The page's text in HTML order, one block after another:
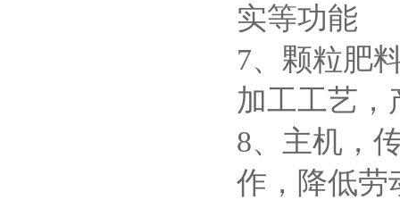
实等功能
7、颗粒肥
加工工艺，
8、主机，
作，降低劳